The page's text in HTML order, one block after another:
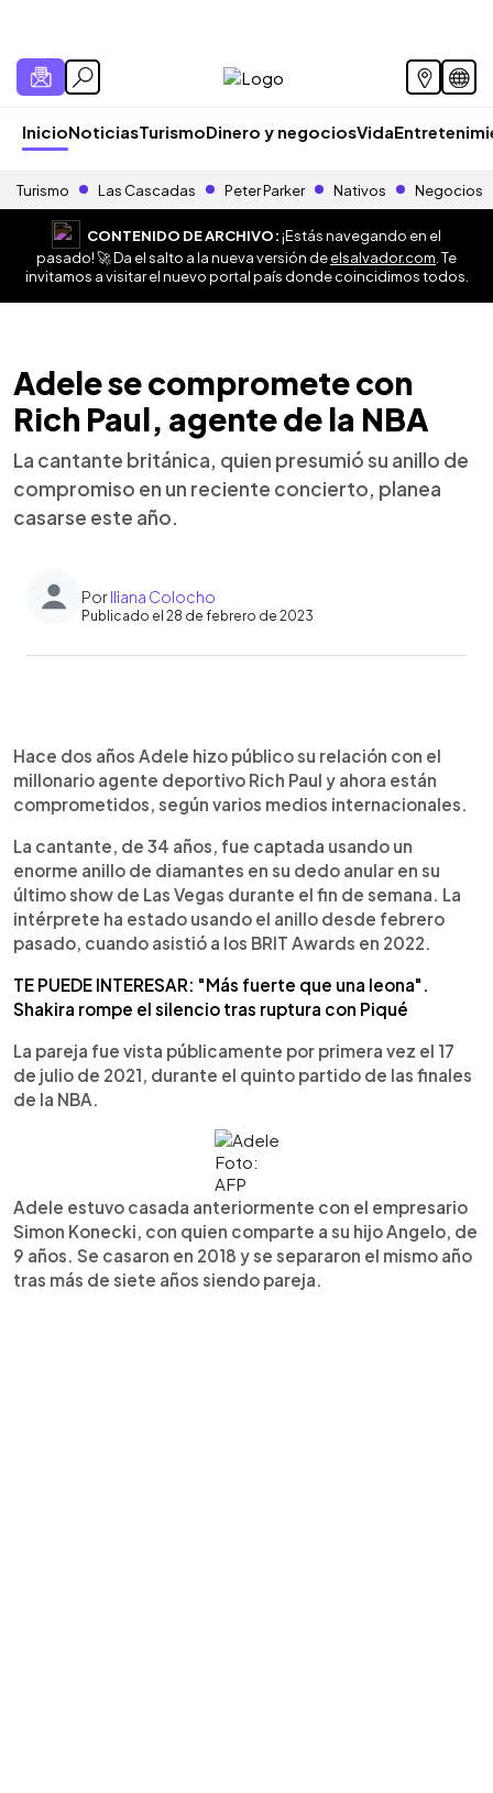
InicioNoticiasTurismoDinero y negociosVida
Turismo Las Cascadas Peter Parker Nativos Negocios
CONTENIDO DE ARCHIVO:¡Estás navegando en el
pasado! 🚀 Da el salto a la nueva versión deelsalvador.com . Te
invitamos a visitar el nuevo portal país donde coincidimos todos.
Adele se compromete con
Rich Paul, agente de la NBA
La cantante británica, quien presumió su anillo de
compromiso en un reciente concierto, planea
casarse este año.
PorIliana Colocho
Publicado el 28 de febrero de 2023
► Escuchar artículo
Hace dos años Adele hizo público su relación con el
millonario agente deportivo Rich Paul y ahora están
comprometidos, según varios medios internacionales.
La cantante, de 34 años, fue captada usando un
enorme anillo de diamantes en su dedo anular en su
último show de Las Vegas durante el fin de semana. La
intérprete ha estado usando el anillo desde febrero
pasado, cuando asistió a los BRIT Awards en 2022.
TE PUEDE INTERESAR: "Más fuerte que una leona".
Shakira rompe el silencio tras ruptura con Piqué
La pareja fue vista públicamente por primera vez el 17
de julio de 2021, durante el quinto partido de las finales
de la NBA.
Foto:
AFP
Adele estuvo casada anteriormente con el empresario
Simon Konecki, con quien comparte a su hijo Angelo, de
9 años. Se casaron en 2018 y se separaron el mismo año
tras más de siete años siendo pareja.